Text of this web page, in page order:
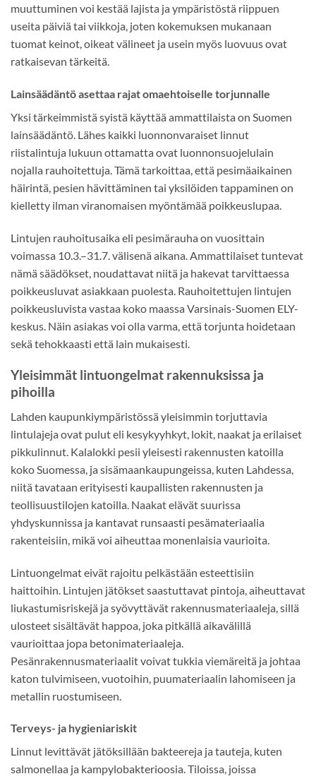
muuttuminen voi kestää lajista ja ympäristöstä riippuen
useita päiviä tai viikkoja, joten kokemuksen mukanaan
tuomat keinot, oikeat välineet ja usein myös luovuus ovat
ratkaisevan tärkeitä.
Lainsäädäntö asettaa rajat omaehtoiselle torjunnalle
Yksi tärkeimmistä syistä käyttää ammattilaista on Suomen
lainsäädäntö. Lähes kaikki luonnonvaraiset linnut
riistalintuja lukuun ottamatta ovat luonnonsuojelulain
nojalla rauhoitettuja. Tämä tarkoittaa, että pesimäaikainen
häirintä, pesien hävittäminen tai yksilöiden tappaminen on
kielletty ilman viranomaisen myöntämää poikkeuslupaa.
Lintujen rauhoitusaika eli pesimärauha on vuosittain
voimassa 10.3.–31.7. välisenä aikana. Ammattilaiset tuntevat
nämä säädökset, noudattavat niitä ja hakevat tarvittaessa
poikkeusluvat asiakkaan puolesta. Rauhoitettujen lintujen
poikkeusluvista vastaa koko maassa Varsinais-Suomen ELY-
keskus. Näin asiakas voi olla varma, että torjunta hoidetaan
sekä tehokkaasti että lain mukaisesti.
Yleisimmät lintuongelmat rakennuksissa ja
pihoilla
Lahden kaupunkiympäristössä yleisimmin torjuttavia
lintulajeja ovat pulut eli kesykyyhkyt, lokit, naakat ja erilaiset
pikkulinnut. Kalalokki pesii yleisesti rakennusten katoilla
koko Suomessa, ja sisämaankaupungeissa, kuten Lahdessa,
niitä tavataan erityisesti kaupallisten rakennusten ja
teollisuustilojen katoilla. Naakat elävät suurissa
yhdyskunnissa ja kantavat runsaasti pesämateriaalia
rakenteisiin, mikä voi aiheuttaa monenlaisia vaurioita.
Lintuongelmat eivät rajoitu pelkästään esteettisiin
haittoihin. Lintujen jätökset saastuttavat pintoja, aiheuttavat
liukastumisriskejä ja syövyttävät rakennusmateriaaleja, sillä
ulosteet sisältävät happoa, joka pitkällä aikavälillä
vaurioittaa jopa betonimateriaaleja.
Pesänrakennusmateriaalit voivat tukkia viemäreitä ja johtaa
katon tulvimiseen, vuotoihin, puumateriaalin lahomiseen ja
metallin ruostumiseen.
Terveys- ja hygieniariskit
Linnut levittävät jätöksillään bakteereja ja tauteja, kuten
salmonellaa ja kampylobakterioosia. Tiloissa, joissa